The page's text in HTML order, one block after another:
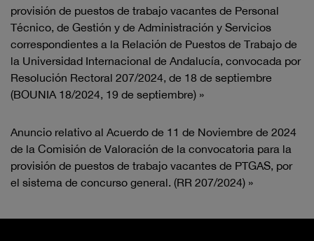
provisión de puestos de trabajo vacantes de Personal
Técnico, de Gestión y de Administración y Servicios
correspondientes a la Relación de Puestos de Trabajo de
la Universidad Internacional de Andalucía, convocada por
Resolución Rectoral 207/2024, de 18 de septiembre
(BOUNIA 18/2024, 19 de septiembre) »
Anuncio relativo al Acuerdo de 11 de Noviembre de 2024
de la Comisión de Valoración de la convocatoria para la
provisión de puestos de trabajo vacantes de PTGAS, por
el sistema de concurso general. (RR 207/2024) »